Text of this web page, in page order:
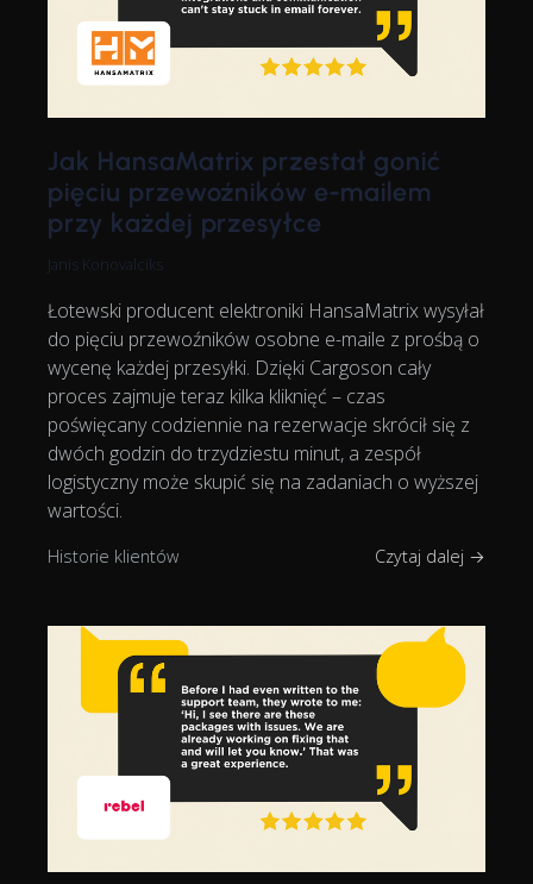
Jak HansaMatrix przestał gonić
pięciu przewoźników e-mailem
przy każdej przesyłce
Janis Konovalciks
Łotewski producent elektroniki HansaMatrix wysyłał
do pięciu przewoźników osobne e-maile z prośbą o
wycenę każdej przesyłki. Dzięki Cargoson cały
proces zajmuje teraz kilka kliknięć – czas
poświęcany codziennie na rezerwacje skrócił się z
dwóch godzin do trzydziestu minut, a zespół
logistyczny może skupić się na zadaniach o wyższej
wartości.
Historie klientów Czytaj dalej →